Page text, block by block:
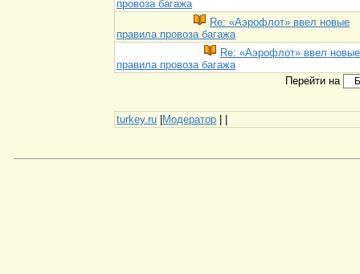
провоза багажа
Re: «Аэрофлот» ввел новые
правила провоза багажа
Re: «Аэрофлот» ввел новые
правила провоза багажа
Перейти на
turkey.ru |Модератор | |